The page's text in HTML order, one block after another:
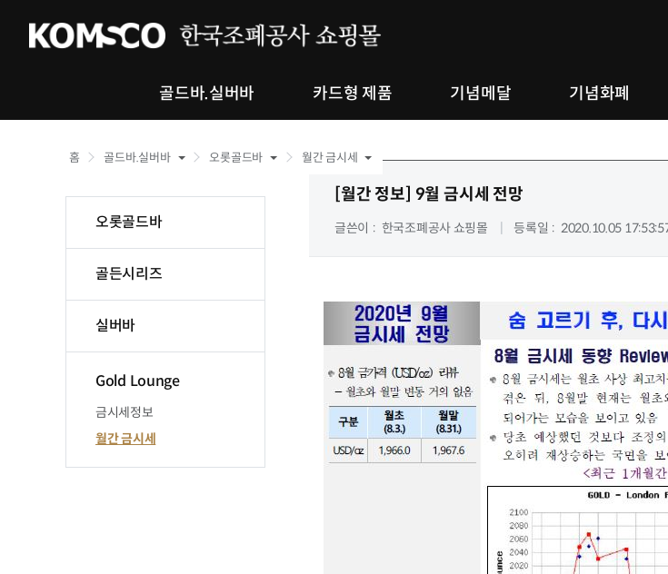
골드바.실버바 카드형 제품 기념메달 기념화폐
홈 골드바.실버바 오롯골드바 월간 금시세
오롯골드바
골든시리즈
실버바
Gold Lounge
금시세정보
월간 금시세
[월간 정보] 9월 금시세 전망
글쓴이 한국조폐공사 쇼핑몰 등록일 2020.10.05